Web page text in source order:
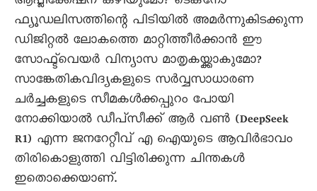
ഫ്യൂഡലിസത്തിന്റെ പിടിയിൽ അമർന്നുകിടക്കുന്ന
ഡിജിറ്റൽ ലോകത്തെ മാറ്റിത്തീർക്കാൻ ഈ
സോഫ്ട്‍വെയർ വിന്യാസ മാതൃകയ്ക്കാകുമോ?
സാങ്കേതികവിദ്യകളുടെ സർവ്വസാധാരണ
ചർച്ചകളുടെ സീമകൾക്കപ്പുറം പോയി
നോക്കിയാൽ ഡീപ്‌സീക്ക് ആർ വൺ (DeepSeek
R1) എന്ന ജനറേറ്റീവ് എ ഐയുടെ ആവിർഭാവം
തിരികൊളുത്തി വിട്ടിരിക്കുന്ന ചിന്തകൾ
ഇതൊക്കെയാണ്.